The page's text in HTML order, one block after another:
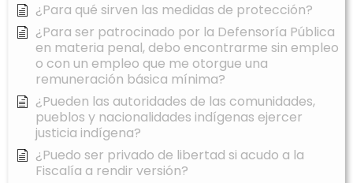
¿Para qué sirven las medidas de protección?
¿Para ser patrocinado por la Defensoría Pública
en materia penal, debo encontrarme sin empleo
o con un empleo que me otorgue una
remuneración básica mínima?
¿Pueden las autoridades de las comunidades,
pueblos y nacionalidades indígenas ejercer
justicia indígena?
¿Puedo ser privado de libertad si acudo a la
Fiscalía a rendir versión?